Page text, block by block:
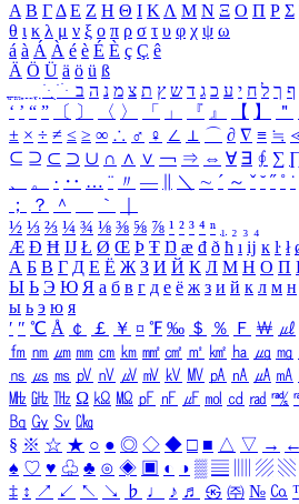
Α Β ΓΔ Ε Ζ Η Θ Ι ΚΛ Μ Ν Ξ Ο Π Ρ Σ
θ ι κ λ μ ν ξ ο π ρ σ τ υ φ χ ψ ω
á à Á À é è É È ç Ç ê
Ä Ö Ü ä ö ü ß
ִֶֹ ֻּ ׁׂ ף ך ל ח י ע כ ג ד ש ץ ת צ מ נ ה ב
‘ ’ “ ” 〔 〕 〈 〉 「 」 『 』 【 】 ＂
± × ÷ ≠ ≤ ≥ ∞ ∴ ♂ ♀ ∠ ⊥ ⌒ ∂ ∇ ≡ ≒
⊆ ⊇ ⊂ ⊃ ∪ ∩ ∧ ∨ ￢ ⇒ ⇔ ∀ ∃ ∮ ∑
、
。 · ‥ … ¨ 〃 ― ＼ ∼ ´ ～ ˇ ˘ ˝ ˚ ˙
；
？ ＾ ｀
½ ⅓ ⅔ ¼ ¾ ⅛ ⅜ ⅝ ⅞ ¹ ² ³ ⁴ ⁿ ₁ ₂ ₃ ₄
Æ Ð Ħ Ĳ Ł Ø Œ Þ Ŧ Ŋ æ đ ð ħ ı ĳ ĸ ŀ ł
А Б В Г Д Е Ё Ж З И Й К Л М Н О П
Ы Ь Э Ю Я а б в г д е ё ж з и й к л м н
ы ь э ю я
′ ″ ℃ Å ￠ ￡ ￥ ¤ ℉ ‰ ＄ ％ Ｆ ￦ ㎕
㎙ ㎚ ㎛ ㎜ ㎝ ㎞ ㎟ ㎠ ㎡ ㎢ ㏊ ㎍ ㎎
㎱ ㎲ ㎳ ㎴ ㎵ ㎶ ㎷ ㎸ ㎹ ㎀ ㎁ ㎂ ㎃
㎒ ㎓ ㎔ Ω ㏀ ㏁ ㎊ ㎋ ㎌ ㏖ ㏅ ㎭ ㎮
㏃ ㏉ ㏜ ㏆
§ ※ ☆ ★ ○ ● ◎ ◇ ◆ □ ■ △ ▽ → ←
♠ ♡ ♥ ♧ ♣ ⊙ ◈ ▣ ◐ ◑ ▒ ▤ ▨ ▧
‡ ↕ ↗ ↙ ↖ ↘ ♭ ♩ ♪ ♬ ㉿ ㈜ № ㏇